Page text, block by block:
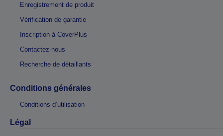
Enregistrement de produit
Vérification de garantie
Inscription à CoverPlus
Contactez-nous
Recherche de détaillants
Conditions générales
Conditions d’utilisation
Légal